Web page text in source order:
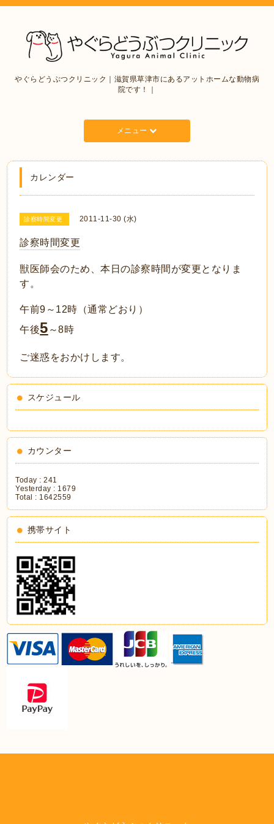
やぐらどうぶつクリニック｜滋賀県草津市にあるアットホームな動物病
院です！｜
メニュー
カレンダー
診察時間変更 2011-11-30 (水)
診察時間変更
獣医師会のため、本日の診察時間が変更となりま
す。
午前9～12時（通常どおり）
午後5 ～8時
ご迷惑をおかけします。
スケジュール
カウンター
Today :241
Yesterday : 1679
Total : 1642559
携帯サイト